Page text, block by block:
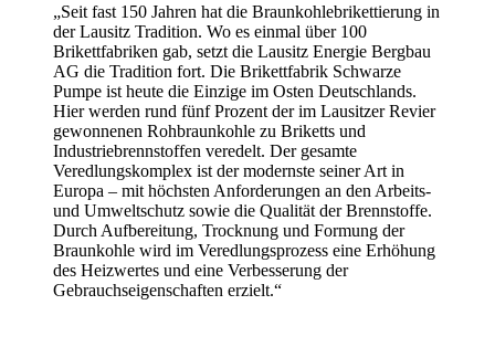
„Seit fast 150 Jahren hat die Braunkohlebrikettierung in
der Lausitz Tradition. Wo es einmal über 100
Brikettfabriken gab, setzt die Lausitz Energie Bergbau
AG die Tradition fort. Die Brikettfabrik Schwarze
Pumpe ist heute die Einzige im Osten Deutschlands.
Hier werden rund fünf Prozent der im Lausitzer Revier
gewonnenen Rohbraunkohle zu Briketts und
Industriebrennstoffen veredelt. Der gesamte
Veredlungskomplex ist der modernste seiner Art in
Europa – mit höchsten Anforderungen an den Arbeits-
und Umweltschutz sowie die Qualität der Brennstoffe.
Durch Aufbereitung, Trocknung und Formung der
Braunkohle wird im Veredlungsprozess eine Erhöhung
des Heizwertes und eine Verbesserung der
Gebrauchseigenschaften erzielt.“